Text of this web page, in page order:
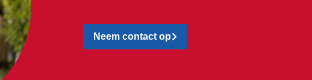
Neem contact op